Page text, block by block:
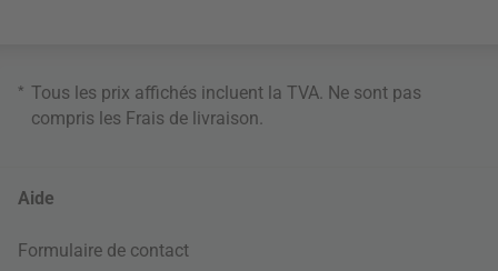
* Tous les prix affichés incluent la TVA. Ne sont pas
compris les Frais de livraison
Aide
Formulaire de contact